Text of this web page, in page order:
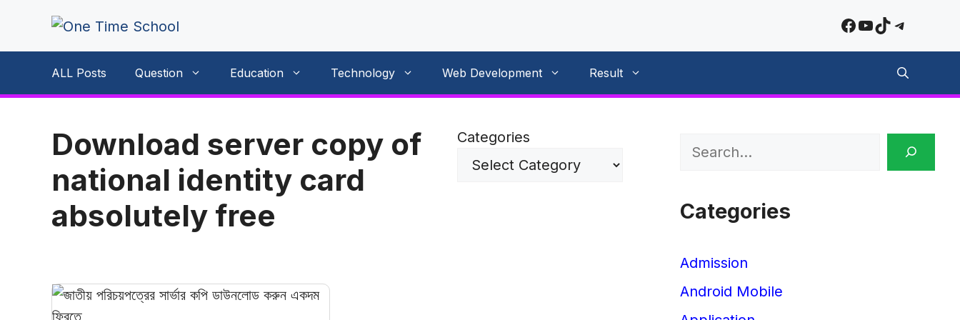
content
Facebook
YouTube
TikTok
ALL Posts Question Education Technology Web Development Result
Download server copy of
national identity card
absolutely free
Categories Search
Categories
Admission
Android Mobile